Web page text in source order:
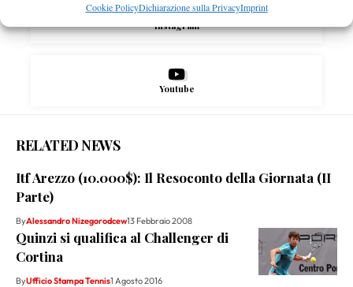
Cookie PolicyDichiarazione sulla PrivacyImprint
Instagram
Youtube
RELATED NEWS
Itf Arezzo (10.000$): Il Resoconto della Giornata (II
Parte)
ByAlessandro Nizegorodcew13 Febbraio 2008
Quinzi si qualifica al Challenger di
Cortina
ByUfficio Stampa Tennis1 Agosto 2016